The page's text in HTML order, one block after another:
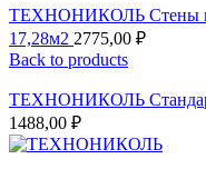
ТЕХНОНИКОЛЬ Стены
17,28м2 2775,00 ₽
Back to products
ТЕХНОНИКОЛЬ
1488,00 ₽